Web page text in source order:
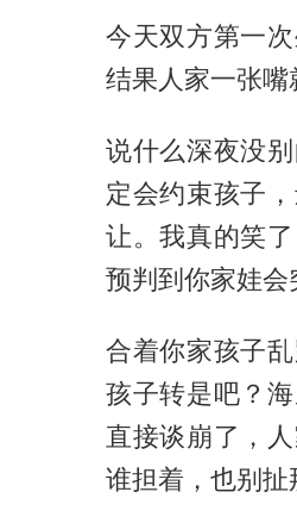
今天双方第一
结果人家一张嘴
说什么深夜没
定会约束孩子
让。我真的笑
预判到你家娃会
合着你家孩子
孩子转是吧？
直接谈崩了，
谁担着，也别扯